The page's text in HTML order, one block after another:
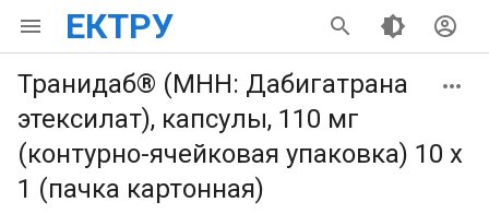
ЕКТРУ
Транидаб® (МНН: Дабигатрана
этексилат), капсулы, 110 мг
(контурно-ячейковая упаковка) 10 х
1 (пачка картонная)